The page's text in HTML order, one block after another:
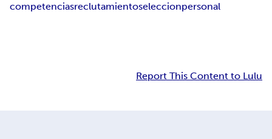
competenciasreclutamientoseleccionpersonal
Report This Content to Lulu